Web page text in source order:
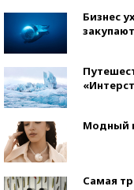
Бизнес
Модный
Самая